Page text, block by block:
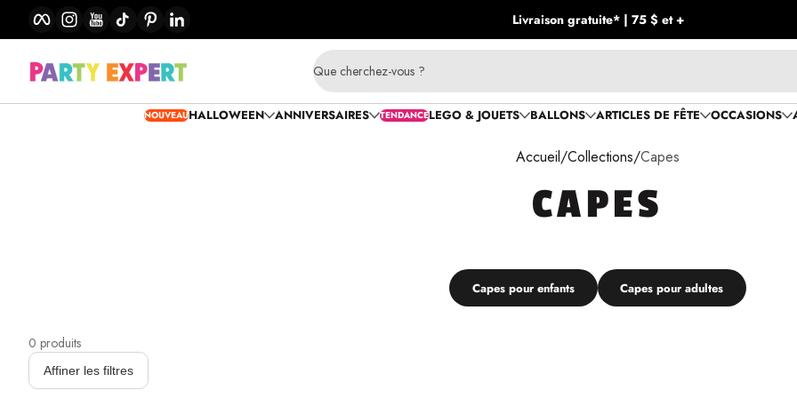
Passer au contenu
Facebook
InstagramYouTube
TikTok Pinterest Livraison gratuite* | 75 $ et +
Que cherchez-vous ?
NOUVEAUHALLOWEEN ANNIVERSAIRES TENDANCELEGO & JOUETS BALLONS ARTICLES DE FÊTE OCCASIONS
Accueil Collections Capes
CAPES
Capes pour enfants Capes pour adultes
0 produits
Affiner les filtres